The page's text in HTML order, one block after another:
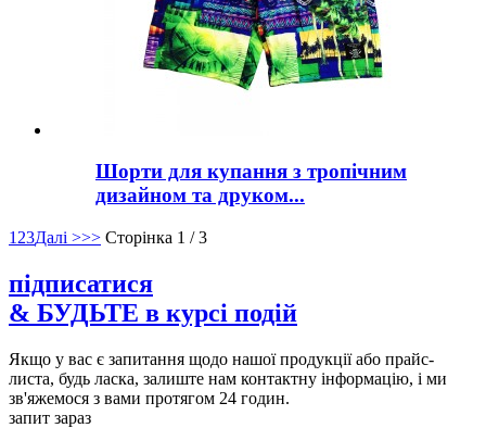
Шорти для купання з тропічним
дизайном та друком...
1 23Далі >>> Сторінка 1 / 3
підписатися
& БУДЬТЕ в курсі подій
Якщо у вас є запитання щодо нашої продукції або прайс-
листа, будь ласка, залиште нам контактну інформацію, і ми
зв'яжемося з вами протягом 24 годин.
запит зараз